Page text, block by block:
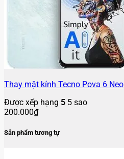
Thay mặt kính Tecno Pova 6 Neo
Được xếp hạng 5 5 sao
200.000₫
Sản phẩm tương tự